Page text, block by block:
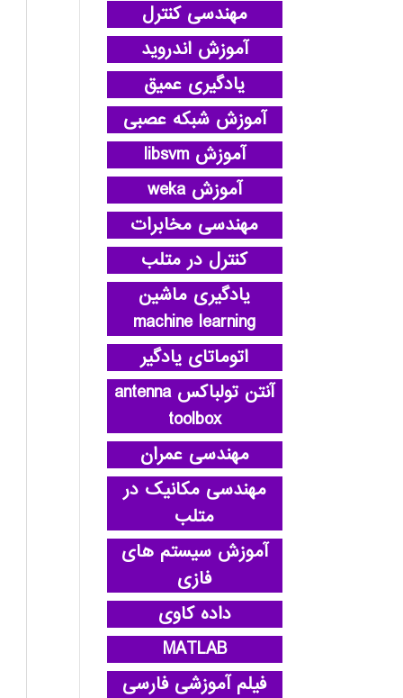
مهندسی کنترل
آموزش اندروید
یادگیری عمیق
آموزش شبکه عصبی
آموزش libsvm
آموزش weka
مهندسی مخابرات
کنترل در متلب
یادگیری ماشین
machine learning
اتوماتای یادگیر
آنتن تولباکس antenna
toolbox
مهندسی عمران
مهندسی مکانیک در
متلب
آموزش سیستم های
فازی
داده کاوی
MATLAB
فیلم آموزشی فارسی